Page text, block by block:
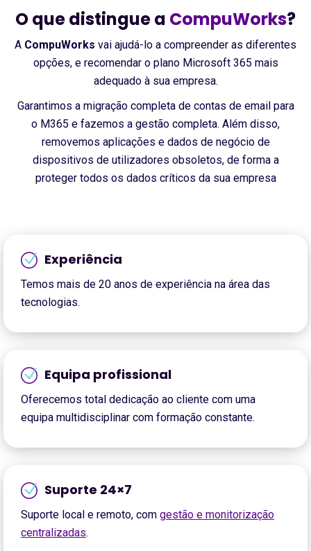
O que distingue a CompuWorks?
A CompuWorks vai ajudá-lo a compreender as diferentes
opções, e recomendar o plano Microsoft 365 mais
adequado à sua empresa.
Garantimos a migração completa de contas de email para
o M365 e fazemos a gestão completa. Além disso,
removemos aplicações e dados de negócio de
dispositivos de utilizadores obsoletos, de forma a
proteger todos os dados críticos da sua empresa
Experiência
Temos mais de 20 anos de experiência na área das
tecnologias.
Equipa profissional
Oferecemos total dedicação ao cliente com uma
equipa multidisciplinar com formação constante.
Suporte 24×7
Suporte local e remoto, com gestão e monitorização
centralizadas.